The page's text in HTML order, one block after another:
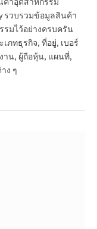
รวบรวมข้อมูลสินค้า
รมไว้อย่างครบครัน
ภทธุรกิจ, ที่อยู่, เบอร์
าน, ผู้ถือหุ้น, แผนที่,
ง ๆ